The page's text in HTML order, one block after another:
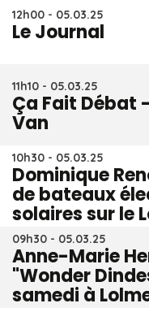
12h00 - 05.03.25
Le Journal
11h10 - 05.03.25
Ça Fait Débat
Van
10h30 - 05.03.25
Dominique
de bateaux
solaires sur le
09h30 - 05.03.25
Anne-Marie
"Wonder
samedi à